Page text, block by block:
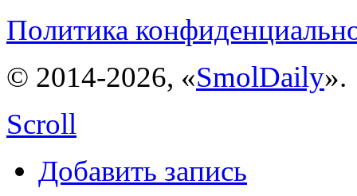
Политика
© 2014-2026, «SmolDaily».
Scroll
Добавить запись